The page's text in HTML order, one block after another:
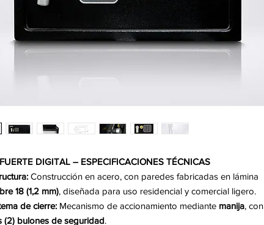
DIGITAL – ESPECIFICACIONES TÉCNICAS
Construcción en acero, con paredes fabricadas en lámina
18 (1,2 mm), diseñada para uso residencial y comercial ligero.
de cierre: Mecanismo de accionamiento mediante manija, con
(2) bulones de seguridad.